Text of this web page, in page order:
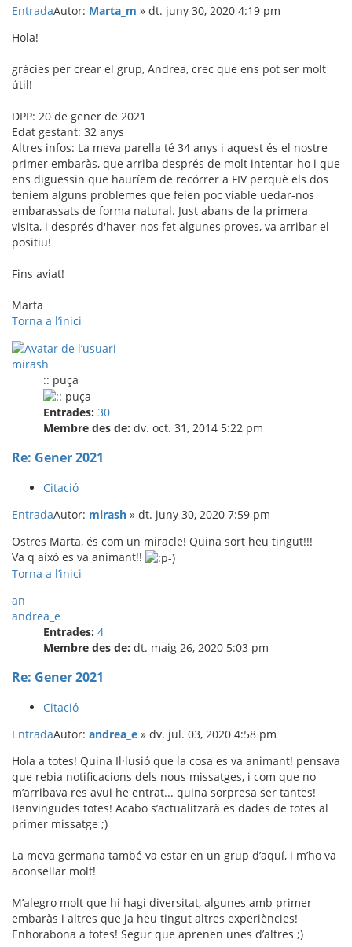
EntradaAutor: Marta_m » dt. juny 30, 2020 4:19 pm
Hola!
gràcies per crear el grup, Andrea, crec que ens pot ser molt
útil!
DPP: 20 de gener de 2021
Edat gestant: 32 anys
Altres infos: La meva parella té 34 anys i aquest és el nostre
primer embaràs, que arriba després de molt intentar-ho i que
ens diguessin que hauríem de recórrer a FIV perquè els dos
teniem alguns problemes que feien poc viable uedar-nos
embarassats de forma natural. Just abans de la primera
visita, i després d'haver-nos fet algunes proves, va arribar el
positiu!
Fins aviat!
Marta
Torna a l’inici
mirash
:: puça
Entrades: 30
Membre des de: dv. oct. 31, 2014 5:22 pm
Re: Gener 2021
Citació
EntradaAutor: mirash » dt. juny 30, 2020 7:59 pm
Ostres Marta, és com un miracle! Quina sort heu tingut!!!
Va q això es va animant!!
Torna a l’inici
an
andrea_e
Entrades: 4
Membre des de: dt. maig 26, 2020 5:03 pm
Re: Gener 2021
Citació
EntradaAutor: andrea_e » dv. jul. 03, 2020 4:58 pm
Hola a totes! Quina Il·lusió que la cosa es va animant! pensava
que rebia notificacions dels nous missatges, i com que no
m’arribava res avui he entrat... quina sorpresa ser tantes!
Benvingudes totes! Acabo s’actualitzarà es dades de totes al
primer missatge ;)
La meva germana també va estar en un grup d’aquí, i m’ho va
aconsellar molt!
M’alegro molt que hi hagi diversitat, algunes amb primer
embaràs i altres que ja heu tingut altres experiències!
Enhorabona a totes! Segur que aprenen unes d’altres ;)